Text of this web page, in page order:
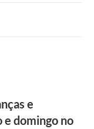
e
e domingo no